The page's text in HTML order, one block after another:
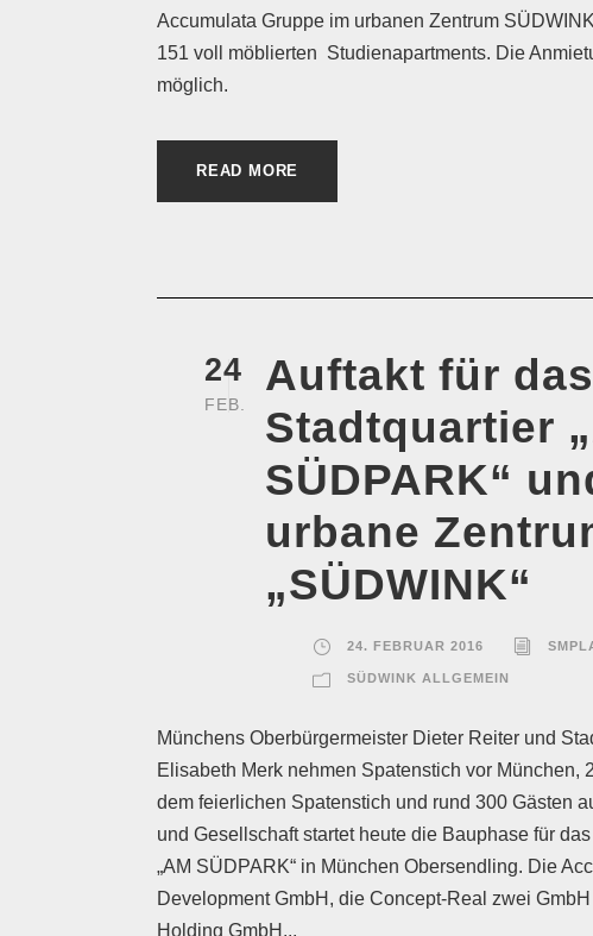
Accumulata Gruppe im urbanen Zentrum
151 voll möblierten Studienapartments. Die
möglich.
READ MORE
24
FEB.
Auftakt für das
Stadtquartier
SÜDPARK“
urbane
„SÜDWINK“
24. FEBRUAR 2016
SÜDWINK ALLGEMEIN
Münchens Oberbürgermeister Dieter Reiter und
Elisabeth Merk nehmen Spatenstich vor München,
dem feierlichen Spatenstich und rund 300 Gästen
und Gesellschaft startet heute die Bauphase für
„AM SÜDPARK“ in München Obersendling. Die
Development GmbH, die Concept-Real zwei
Holding GmbH...